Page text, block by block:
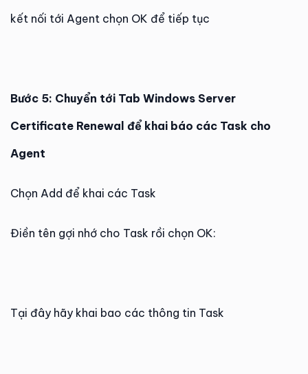
kết nối tới Agent chọn OK để tiếp tục
Bước 5: Chuyển tới Tab Windows Server
Certificate Renewal để khai báo các Task cho
Agent
Chọn Add để khai các Task
Điền tên gợi nhớ cho Task rồi chọn OK:
Tại đây hãy khai bao các thông tin Task